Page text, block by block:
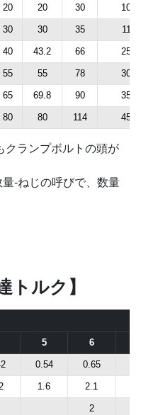
20 20 30 10
30 30 35 11
40 43.2 66 25
55 55 78 30
65 69.8 90 35
80 80 114 45
クランプボルトの頭が
-ねじの呼びで、数量
トルク】
5 6
0.54 0.65
1.6 2.1
2